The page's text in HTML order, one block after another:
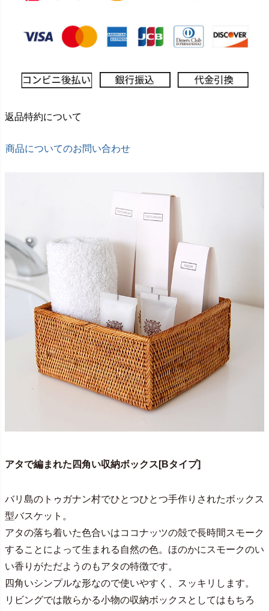
返品特約について
商品についてのお問い合わせ
アタで編まれた四角い収納ボックス[Bタイプ]
バリ島のトゥガナン村でひとつひとつ手作りされたボックス
型バスケット。
アタの落ち着いた色合いはココナッツの殻で長時間スモーク
することによって生まれる自然の色。ほのかにスモークのい
い香りがただようのもアタの特徴です。
四角いシンプルな形なので使いやすく、スッキリします。
リビングでは散らかる小物の収納ボックスとしてはもちろ